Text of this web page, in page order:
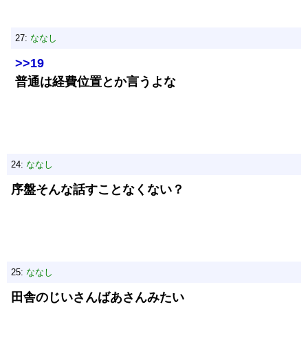
27: ななし
>>19
普通は経費位置とか言うよな
24: ななし
序盤そんな話すことなくない？
25: ななし
田舎のじいさんばあさんみたい